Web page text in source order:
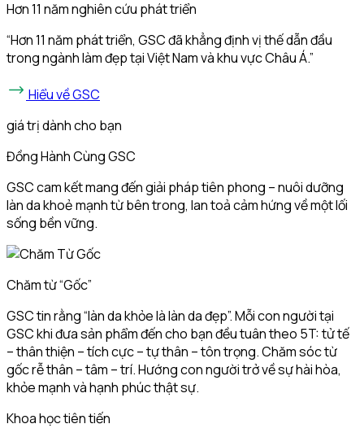
Hơn 11 năm nghiên cứu phát triển
“Hơn 11 năm phát triển, GSC đã khẳng định vị thế dẫn đầu
trong ngành làm đẹp tại Việt Nam và khu vực Châu Á.”
Hiểu về GSC
giá trị dành cho bạn
Đồng Hành Cùng GSC
GSC cam kết mang đến giải pháp tiên phong – nuôi dưỡng
làn da khoẻ mạnh từ bên trong, lan toả cảm hứng về một lối
sống bền vững.
Chăm từ “Gốc”
GSC tin rằng “làn da khỏe là làn da đẹp”. Mỗi con người tại
GSC khi đưa sản phẩm đến cho bạn đều tuân theo 5T: tử tế
– thân thiện – tích cực – tự thân – tôn trọng. Chăm sóc từ
gốc rễ thân – tâm – trí. Hướng con người trở về sự hài hòa,
khỏe mạnh và hạnh phúc thật sự.
Khoa học tiên tiến